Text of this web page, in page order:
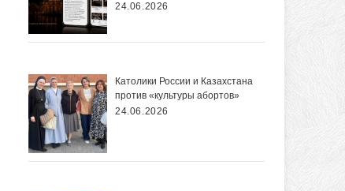
24.06.2026
Католики России и Казахстана
против «культуры абортов»
24.06.2026